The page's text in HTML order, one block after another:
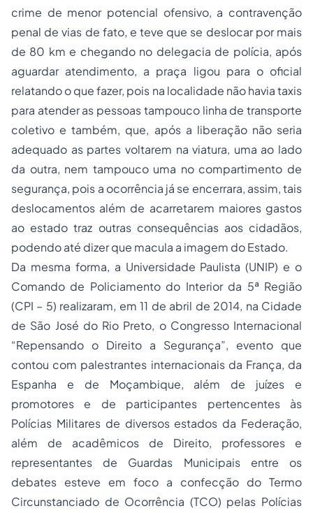
crime de menor potencial ofensivo, a contravenção
penal de vias de fato, e teve que se deslocar por mais
de 80 km e chegando no delegacia de polícia, após
aguardar atendimento, a praça ligou para o oficial
relatando o que fazer, pois na localidade não havia taxis
para atender as pessoas tampouco linha de transporte
coletivo e também, que, após a liberação não seria
adequado as partes voltarem na viatura, uma ao lado
da outra, nem tampouco uma no compartimento de
segurança, pois a ocorrência já se encerrara, assim, tais
deslocamentos além de acarretarem maiores gastos
ao estado traz outras consequências aos cidadãos,
podendo até dizer que macula a imagem do Estado.
Da mesma forma, a Universidade Paulista (UNIP) e o
Comando de Policiamento do Interior da 5ª Região
(CPI – 5) realizaram, em 11 de abril de 2014, na Cidade
de São José do Rio Preto, o Congresso Internacional
“Repensando o Direito a Segurança”, evento que
contou com palestrantes internacionais da França, da
Espanha e de Moçambique, além de juízes e
promotores e de participantes pertencentes às
Polícias Militares de diversos estados da Federação,
além de acadêmicos de Direito, professores e
representantes de Guardas Municipais entre os
debates esteve em foco a confecção do Termo
Circunstanciado de Ocorrência (TCO) pelas Polícias